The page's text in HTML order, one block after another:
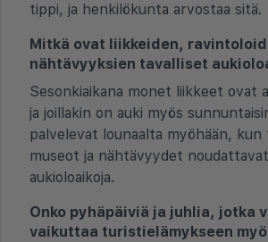
tippi, ja henkilökunta arvostaa sitä.
Mitkä ovat liikkeiden,
nähtävyyksien tavalliset
Sesonkiaikana monet liikkeet ovat
ja joillakin on auki myös
palvelevat lounaalta myöhään, kun
museot ja nähtävyydet
aukioloaikoja.
Onko pyhäpäiviä ja juhlia, jotka
vaikuttaa turistielämykseen